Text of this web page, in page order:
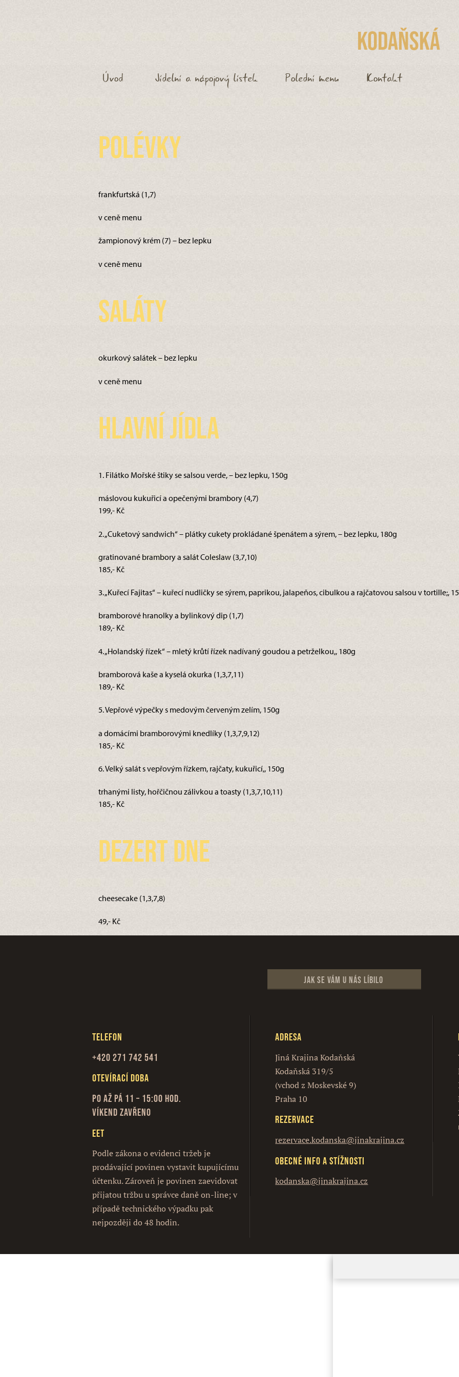
Kodaňská
Úvod Jídelní a nápojový lístek Polední menu Kontakt
Polévky
frankfurtská (1,7)
v ceně menu
žampionový krém (7) – bez lepku
v ceně menu
Saláty
okurkový salátek – bez lepku
v ceně menu
Hlavní jídla
1. Filátko Mořské štiky se salsou verde, – bez lepku, 150g
máslovou kukuřicí a opečenými brambory (4,7)
199,- Kč
2. „Cuketový sandwich“ – plátky cukety prokládané špenátem a sýrem, – bez lepku, 180g
gratinované brambory a salát Coleslaw (3,7,10)
185,- Kč
3. „Kuřecí Fajitas“ – kuřecí nudličky se sýrem, paprikou, jalapeňos, cibulkou a rajčatovou salsou v tortille;,
bramborové hranolky a bylinkový dip (1,7)
189,- Kč
4. „Holandský řízek“ – mletý krůtí řízek nadívaný goudou a petrželkou,, 180g
bramborová kaše a kyselá okurka (1,3,7,11)
189,- Kč
5. Vepřové výpečky s medovým červeným zelím, 150g
a domácími bramborovými knedlíky (1,3,7,9,12)
185,- Kč
6. Velký salát s vepřovým řízkem, rajčaty, kukuřicí,, 150g
trhanými listy, hořčičnou zálivkou a toasty (1,3,7,10,11)
185,- Kč
Dezert dne
cheesecake (1,3,7,8)
49,- Kč
Jak se vám u nás líbilo
Telefon
+420 271 742 541
Otevírací doba
Po až Pá 11 – 15:00 hod.
Víkend zavřeno
EET
Podle zákona o evidenci tržeb je
prodávající povinen vystavit kupujícímu
účtenku. Zároveň je povinen zaevidovat
přijatou tržbu u správce daně on-line; v
případě technického výpadku pak
nejpozději do 48 hodin.
Adresa
Jiná Krajina Kodaňská
Kodaňská 319/5
(vchod z Moskevské 9)
Praha 10
Rezervace
rezervace.kodanska@jinakrajina.cz
Obecné info a stížnosti
kodanska@jinakrajina.cz